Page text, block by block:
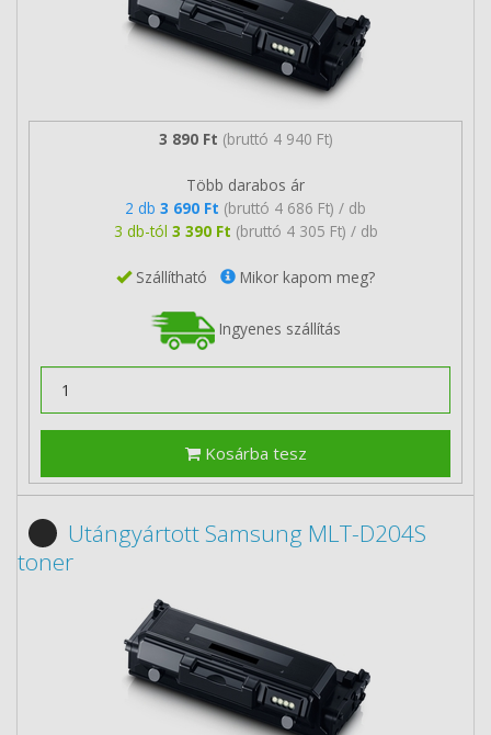
3 890 Ft (bruttó 4 940 Ft)
Több darabos ár
2 db 3 690 Ft (bruttó 4 686 Ft) / db
3 db-tól 3 390 Ft (bruttó 4 305 Ft) / db
Szállítható Mikor kapom meg?
Ingyenes szállítás
Kosárba tesz
Utángyártott Samsung MLT-D204S
toner